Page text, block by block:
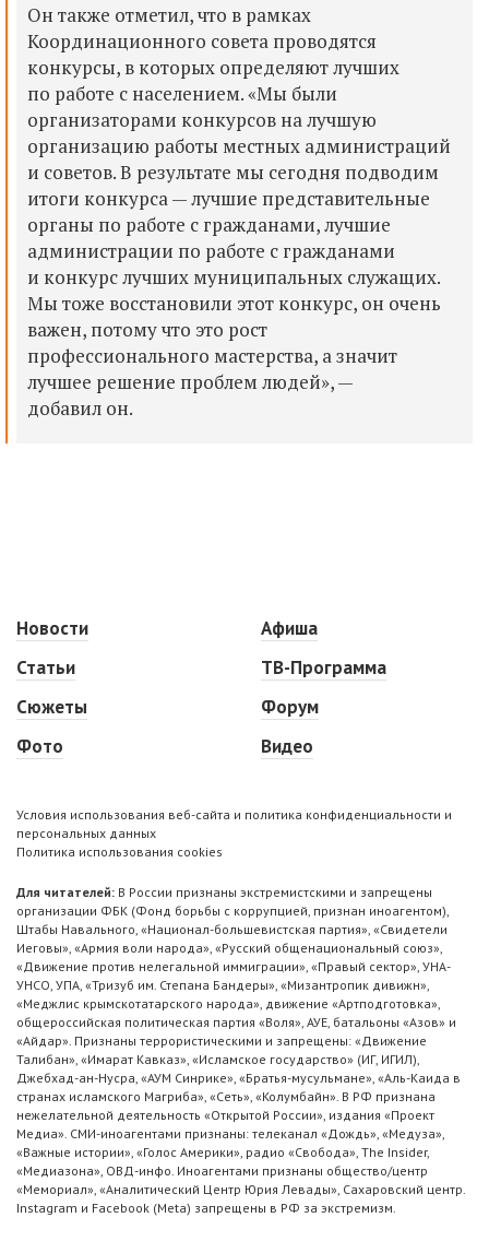
Он также отметил, что в рамках
Координационного совета проводятся
конкурсы, в которых определяют лучших
по работе с населением. «Мы были
организаторами конкурсов на лучшую
организацию работы местных администраций
и советов. В результате мы сегодня подводим
итоги конкурса — лучшие представительные
органы по работе с гражданами, лучшие
администрации по работе с гражданами
и конкурс лучших муниципальных служащих.
Мы тоже восстановили этот конкурс, он очень
важен, потому что это рост
профессионального мастерства, а значит
лучшее решение проблем людей», —
добавил он.
Новости
Статьи
Сюжеты
Фото
Афиша
ТВ-Программа
Форум
Видео
Условия использования веб-сайта и политика конфиденциальности и
персональных данных
Политика использования cookies
Для читателей: В России признаны экстремистскими и запрещены
организации ФБК (Фонд борьбы с коррупцией, признан иноагентом),
Штабы Навального, «Национал-большевистская партия», «Свидетели
Иеговы», «Армия воли народа», «Русский общенациональный союз»,
«Движение против нелегальной иммиграции», «Правый сектор», УНА-
УНСО, УПА, «Тризуб им. Степана Бандеры», «Мизантропик дивижн»,
«Меджлис крымскотатарского народа», движение «Артподготовка»,
общероссийская политическая партия «Воля», АУЕ, батальоны «Азов» и
«Айдар». Признаны террористическими и запрещены: «Движение
Талибан», «Имарат Кавказ», «Исламское государство» (ИГ, ИГИЛ),
Джебхад-ан-Нусра, «АУМ Синрике», «Братья-мусульмане», «Аль-Каида в
странах исламского Магриба», «Сеть», «Колумбайн». В РФ признана
нежелательной деятельность «Открытой России», издания «Проект
Медиа». СМИ-иноагентами признаны: телеканал «Дождь», «Медуза»,
«Важные истории», «Голос Америки», радио «Свобода», The Insider,
«Медиазона», ОВД-инфо. Иноагентами признаны общество/центр
«Мемориал», «Аналитический Центр Юрия Левады», Сахаровский центр.
Instagram и Facebook (Metа) запрещены в РФ за экстремизм.